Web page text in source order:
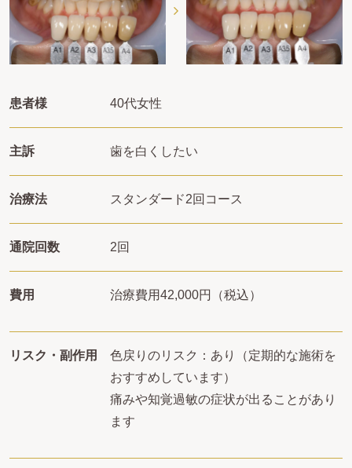
患者様 40代女性
主訴 歯を白くしたい
治療法 スタンダード2回コース
通院回数 2回
費用 治療費用42,000円（税込）
リスク・副作用
色戻りのリスク：あり（定期的な施術を
おすすめしています）
痛みや知覚過敏の症状が出ることがあり
ます